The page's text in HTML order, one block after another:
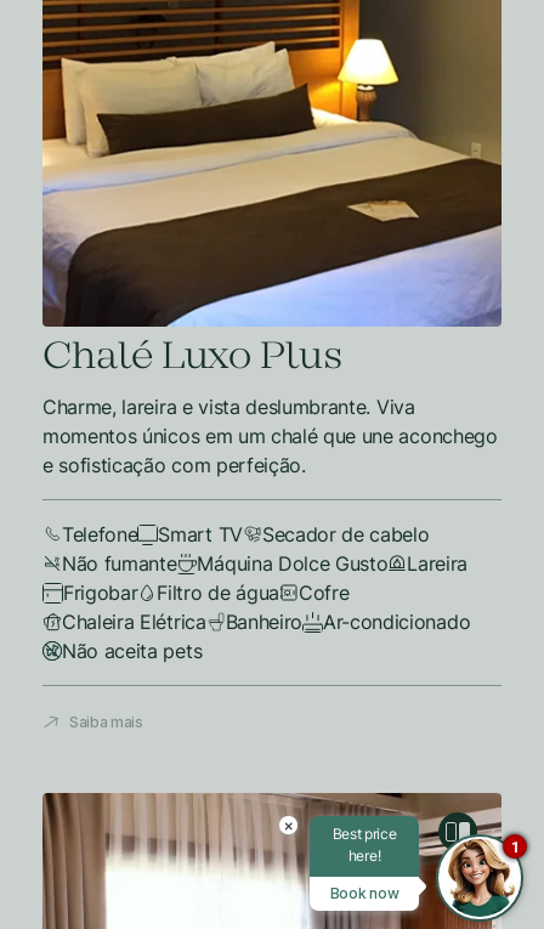
Chalé Luxo Plus
Charme, lareira e vista deslumbrante. Viva
momentos únicos em um chalé que une aconchego
e sofisticação com perfeição.
Telefone Smart TV
Secador de cabelo
Não fumante
Máquina Dolce Gusto
Lareira
Frigobar
Filtro de água
Cofre
Chaleira Elétrica
Banheiro
Ar-condicionado
Não aceita pets
Saiba mais
Comparar Acomodações
Compare até 3 acomodações
comparar
comparar
Adicione mais uma acomodação para
×
Best price
here!
Book now
1